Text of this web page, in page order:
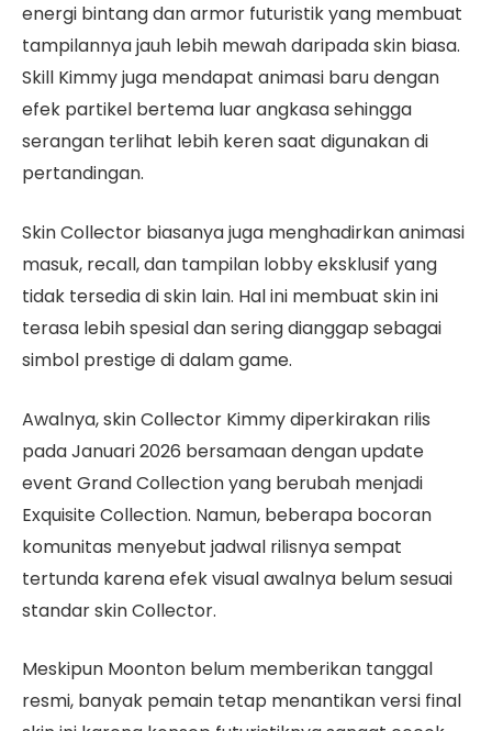
energi bintang dan armor futuristik yang membuat
tampilannya jauh lebih mewah daripada skin biasa.
Skill Kimmy juga mendapat animasi baru dengan
efek partikel bertema luar angkasa sehingga
serangan terlihat lebih keren saat digunakan di
pertandingan.
Skin Collector biasanya juga menghadirkan animasi
masuk, recall, dan tampilan lobby eksklusif yang
tidak tersedia di skin lain. Hal ini membuat skin ini
terasa lebih spesial dan sering dianggap sebagai
simbol prestige di dalam game.
Awalnya, skin Collector Kimmy diperkirakan rilis
pada Januari 2026 bersamaan dengan update
event Grand Collection yang berubah menjadi
Exquisite Collection. Namun, beberapa bocoran
komunitas menyebut jadwal rilisnya sempat
tertunda karena efek visual awalnya belum sesuai
standar skin Collector.
Meskipun Moonton belum memberikan tanggal
resmi, banyak pemain tetap menantikan versi final